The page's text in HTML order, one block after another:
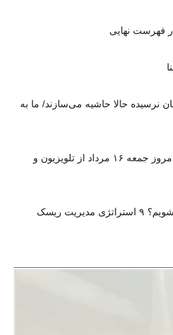
نرسیده حالا حاشیه می‌سازند/ ما به
پخش زنده برنامه‌های ورزشی امروز جمعه ۱۶ مرداد از تلویزیون و
ریسک